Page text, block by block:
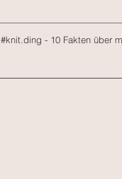
#knit.ding - 10 Fakten über